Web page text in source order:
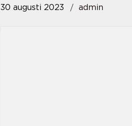
30 augusti 2023 admin